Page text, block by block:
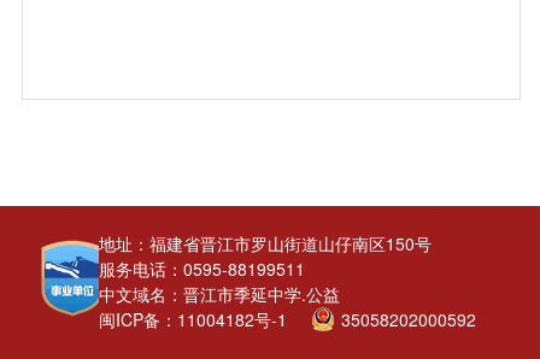
地址：福建省晋江市罗山街道山仔南区150号
服务电话：0595-88199511
中文域名：晋江市季延中学.公益
闽ICP备：11004182号-1
35058202000592